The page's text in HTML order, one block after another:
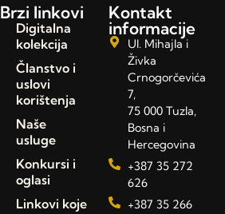
Brzi linkovi
Digitalna
kolekcija
Članstvo i
uslovi
korištenja
Naše
usluge
Konkursi i
oglasi
Linkovi koje
Kontakt
informacije
Ul. Mihajla i
Živka
Crnogorčevića
7,
75 000 Tuzla,
Bosna i
Hercegovina
+387 35 272
626
+387 35 266